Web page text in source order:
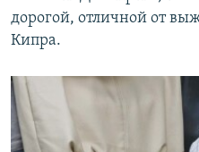
дорогой, отличной от
Кипра.